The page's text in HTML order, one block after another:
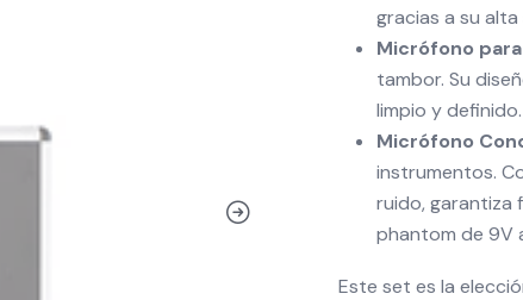
gracias a su
Micrófono
tambor. Su
limpio y definido.
Micrófono
instrumentos.
ruido, garantiza
phantom de 9V
Este set es la